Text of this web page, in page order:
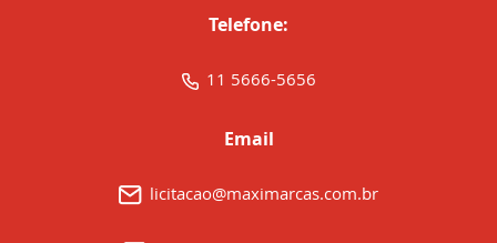
Telefone:
11 5666-5656
Email
licitacao@maximarcas.com.br